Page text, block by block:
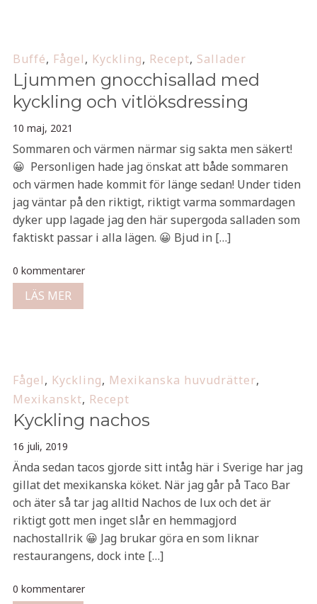
Buffé, Fågel, Kyckling, Recept, Sallader
Ljummen gnocchisallad med
kyckling och vitlöksdressing
10 maj, 2021
Sommaren och värmen närmar sig sakta men säkert!
😀 Personligen hade jag önskat att både sommaren
och värmen hade kommit för länge sedan! Under tiden
jag väntar på den riktigt, riktigt varma sommardagen
dyker upp lagade jag den här supergoda salladen som
faktiskt passar i alla lägen. 😀 Bjud in […]
0 kommentarer
LÄS MER
Fågel, Kyckling, Mexikanska huvudrätter,
Mexikanskt, Recept
Kyckling nachos
16 juli, 2019
Ända sedan tacos gjorde sitt intåg här i Sverige har jag
gillat det mexikanska köket. När jag går på Taco Bar
och äter så tar jag alltid Nachos de lux och det är
riktigt gott men inget slår en hemmagjord
nachostallrik 😀 Jag brukar göra en som liknar
restaurangens, dock inte […]
0 kommentarer